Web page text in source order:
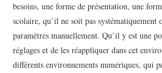
besoins, une forme de présentation, une
scolaire, qu’il ne soit pas systématiquement
paramètres manuellement. Qu’il y est une
réglages et de les réappliquer dans cet
différents environnements numériques, qui